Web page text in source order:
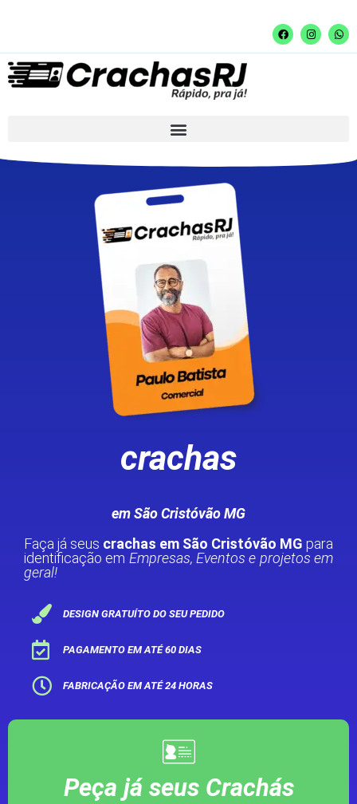
crachas
em São Cristóvão MG
Faça já seus crachas em São Cristóvão MG para
identificação em Empresas, Eventos e projetos em
geral!
DESIGN GRATUÍTO DO SEU PEDIDO
PAGAMENTO EM ATÉ 60 DIAS
FABRICAÇÃO EM ATÉ 24 HORAS
Peça já seus Crachás